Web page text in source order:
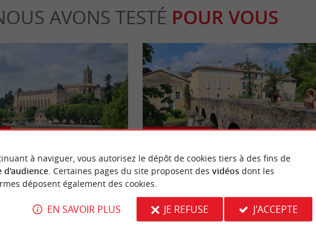
AVONS TESTÉ POUR VOUS
: Cité Médiévale à flanc de
Une balade à Pondaurat et sa commanderie
29,4 km - Pondaurat
Culturelle
à naviguer, vous autorisez le dépôt de cookies tiers à des fins de
d'audience. Certaines pages du site proposent des vidéosdont les
déposent également des cookies.
EN SAVOIR PLUS JE REFUSE J'ACCEPTE